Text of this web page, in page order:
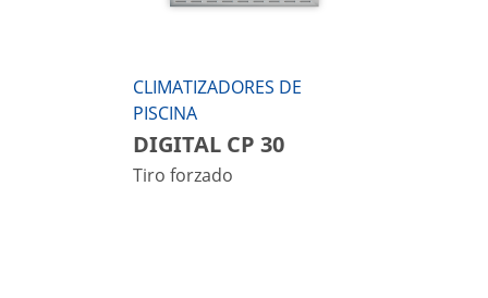
CLIMATIZADORES DE
PISCINA
DIGITAL CP 30
Tiro forzado